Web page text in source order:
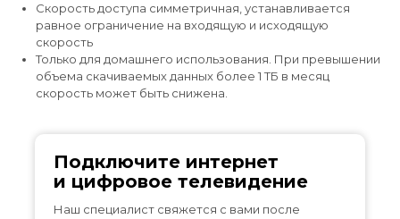
Скорость доступа симметричная, устанавливается
равное ограничение на входящую и исходящую
скорость
Только для домашнего использования. При превышении
объема скачиваемых данных более 1 ТБ в месяц
скорость может быть снижена.
Наш специалист свяжется с вами после
Подключите интернет
и цифровое телевидение
Подключите интернет и
цифровое телевидение